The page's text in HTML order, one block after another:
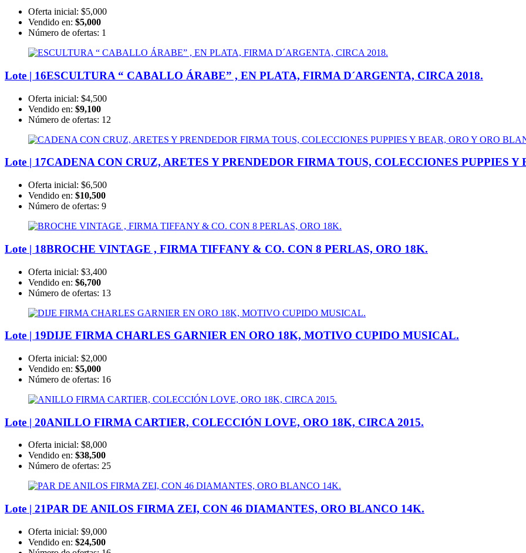
Oferta inicial: $5,000
Vendido en: $5,000
Número de ofertas: 1
Lote | 16ESCULTURA “ CABALLO ÁRABE” , EN PLATA, FIRMA D´ARGENTA, CIRCA 2018.
Oferta inicial: $4,500
Vendido en: $9,100
Número de ofertas: 12
Lote | 17CADENA CON CRUZ, ARETES Y PRENDEDOR FIRMA TOUS, COLECCIONES PUPPIES
Oferta inicial: $6,500
Vendido en: $10,500
Número de ofertas: 9
Lote | 18BROCHE VINTAGE , FIRMA TIFFANY & CO. CON 8 PERLAS, ORO 18K.
Oferta inicial: $3,400
Vendido en: $6,700
Número de ofertas: 13
Lote | 19DIJE FIRMA CHARLES GARNIER EN ORO 18K, MOTIVO CUPIDO MUSICAL.
Oferta inicial: $2,000
Vendido en: $5,000
Número de ofertas: 16
Lote | 20ANILLO FIRMA CARTIER, COLECCIÓN LOVE, ORO 18K, CIRCA 2015.
Oferta inicial: $8,000
Vendido en: $38,500
Número de ofertas: 25
Lote | 21PAR DE ANILOS FIRMA ZEI, CON 46 DIAMANTES, ORO BLANCO 14K.
Oferta inicial: $9,000
Vendido en: $24,500